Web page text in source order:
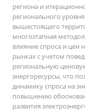
региона и
регионального
вышестоящего
многоэтапная
влияние спроса и цен
рынках с учетом
региональную
энергоресурсы, что
динамику спроса на
повышению
развития